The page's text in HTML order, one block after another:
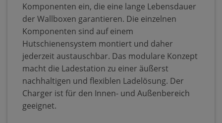
Komponenten ein, die eine lange Lebensdauer
der Wallboxen garantieren. Die einzelnen
Komponenten sind auf einem
Hutschienensystem montiert und daher
jederzeit austauschbar. Das modulare Konzept
macht die Ladestation zu einer äußerst
nachhaltigen und flexiblen Ladelösung. Der
Charger ist für den Innen- und Außenbereich
geeignet.